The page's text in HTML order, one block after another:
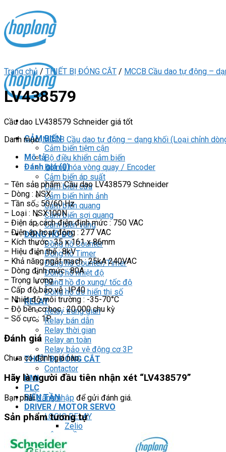
content
CẢM BIẾN
Cảm biến tiệm cận
Bộ điều khiển cảm biến
Bộ mã hóa vòng quay / Encoder
Cảm biến áp suất
Cảm biến cửa
Cảm biến hình ảnh
Cảm biến quang
Cảm biến sợi quang
Cảm biến vùng
ĐỒNG HỒ ĐO
Đồng hồ Counter
Đồng hồ Timer
Đồng hồ Counter/Timer
Đồng hồ nhiệt độ
Đồng hồ đo xung/ tốc độ
Đồng hồ đo hiển thị số
RELAY
Relay trung gian
Relay bán dẫn
Relay thời gian
Relay an toàn
Relay bảo vệ động cơ 3P
THIẾT BỊ ĐÓNG CẮT
Contactor
HMI
PLC
BIẾN TẦN
DRIVER / MOTOR SERVO
LOGIC RELAY
Zelio
BỘ NGUỒN DC
Robot KUKA
Trang chủ / THIẾT BỊ ĐÓNG CẮT / MCCB Cầu dao tự động –
LV438579
Cầu dao LV438579 Schneider giá tốt
Danh mục:MCCB Cầu dao tự động – dạng khối (Loại chỉnh
Mô tả
Đánh giá (0)
– Tên sản phẩm: Cầu dao LV438579 Schneider
– Dòng : NSX
– Tần số : 50/60 Hz
– Loại : NSX100N
– Điện áp cách điện định mức : 750 VAC
– Điện áp hoạt động : 277 VAC
– Kích thước : 35 x 161 x 86mm
– Hiệu điện thế : 8kV
– Khả năng ngắt mạch : 25kA 240VAC
– Dòng định mức : 80A
– Trọng lượng : –
– Cấp độ bảo vệ : IP40
– Nhiệt độ môi trường : -35-70°C
– Độ bền cơ học : 20.000 chu kỳ
– Số cực : 1P
Đánh giá
Chưa có đánh giá nào.
Hãy là người đầu tiên nhận xét “LV438579”
Bạn phảiđăng nhập để gửi đánh giá.
Sản phẩm tương tự